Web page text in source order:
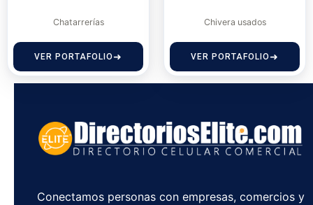
Chatarrerías
VER PORTAFOLIO
Chivera usados
VER PORTAFOLIO
Conectamos personas con empresas, comercios y